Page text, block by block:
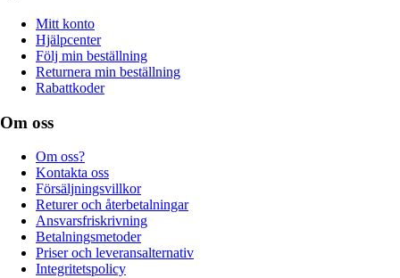
Mitt konto
Hjälpcenter
Följ min beställning
Returnera min beställning
Rabattkoder
Om oss
Om oss?
Kontakta oss
Försäljningsvillkor
Returer och återbetalningar
Ansvarsfriskrivning
Betalningsmetoder
Priser och leveransalternativ
Integritetspolicy